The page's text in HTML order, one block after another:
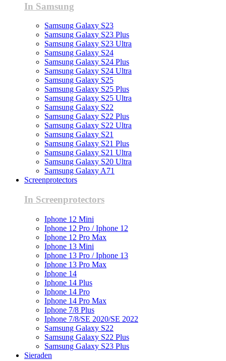
In Samsung
Samsung Galaxy S23
Samsung Galaxy S23 Plus
Samsung Galaxy S23 Ultra
Samsung Galaxy S24
Samsung Galaxy S24 Plus
Samsung Galaxy S24 Ultra
Samsung Galaxy S25
Samsung Galaxy S25 Plus
Samsung Galaxy S25 Ultra
Samsung Galaxy S22
Samsung Galaxy S22 Plus
Samsung Galaxy S22 Ultra
Samsung Galaxy S21
Samsung Galaxy S21 Plus
Samsung Galaxy S21 Ultra
Samsung Galaxy S20 Ultra
Samsung Galaxy A71
Screenprotectors
In Screenprotectors
Iphone 12 Mini
Iphone 12 Pro / Iphone 12
Iphone 12 Pro Max
Iphone 13 Mini
Iphone 13 Pro / Iphone 13
Iphone 13 Pro Max
Iphone 14
Iphone 14 Plus
Iphone 14 Pro
Iphone 14 Pro Max
Iphone 7/8 Plus
Iphone 7/8/SE 2020/SE 2022
Samsung Galaxy S22
Samsung Galaxy S22 Plus
Samsung Galaxy S23 Plus
Sieraden